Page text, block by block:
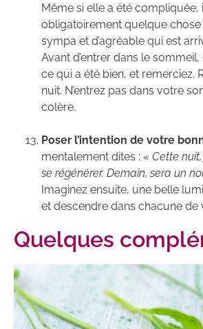
Même si elle a été compliquée,
obligatoirement quelque chose
sympa et d’agréable qui est
Avant d’entrer dans le
ce qui a été bien, et remerciez.
nuit. N’entrez pas dans votre
colère.
Poser l’intention de votre
mentalement dites : « Cette
se régénérer. Demain, sera un
Imaginez ensuite, une belle
et descendre dans chacune de
Quelques